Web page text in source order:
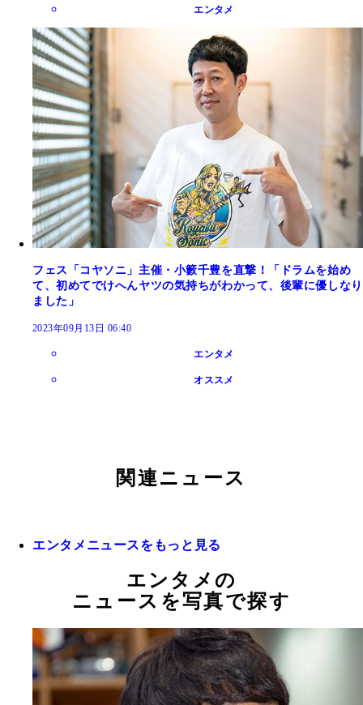
エンタメ
フェス「コヤソニ」主催・小籔千豊を直撃！「ドラムを始め
て、初めてでけへんヤツの気持ちがわかって、後輩に優しなり
ました」
2023年09月13日 06:40
エンタメ
オススメ
関連ニュース
エンタメニュースをもっと見る
エンタメの
ニュースを写真で探す